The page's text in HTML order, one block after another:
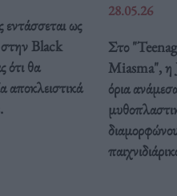
ως
στην Black
ότι θα
αποκλειστικά
28.05.26
Στο
Miasma", η
όρια